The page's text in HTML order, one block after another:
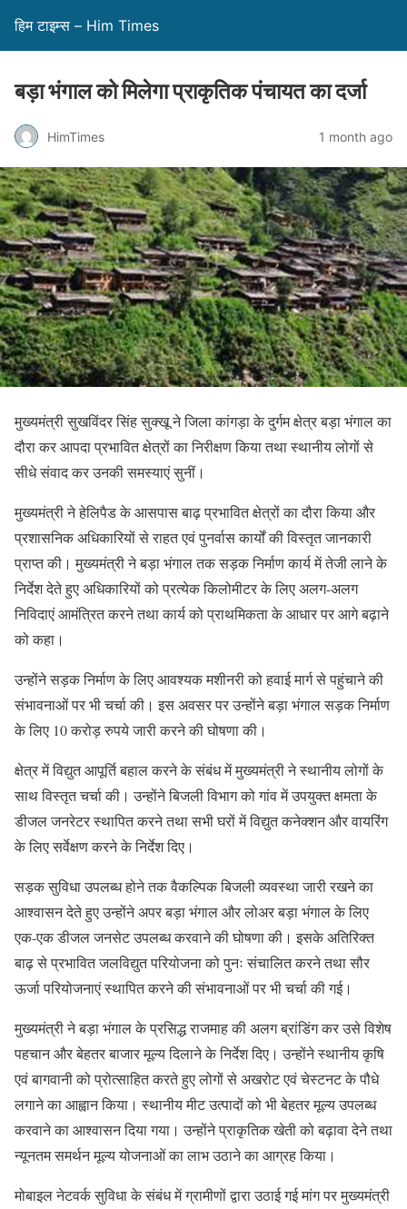
हिम टाइम्स – Him Times
बड़ा भंगाल को मिलेगा प्राकृतिक पंचायत का दर्जा
HimTimes 1 month ago
मुख्यमंत्री सुखविंदर सिंह सुक्खू ने जिला कांगड़ा के दुर्गम क्षेत्र बड़ा भंगाल का
दौरा कर आपदा प्रभावित क्षेत्रों का निरीक्षण किया तथा स्थानीय लोगों से
सीधे संवाद कर उनकी समस्याएं सुनीं।
मुख्यमंत्री ने हेलिपैड के आसपास बाढ़ प्रभावित क्षेत्रों का दौरा किया और
प्रशासनिक अधिकारियों से राहत एवं पुनर्वास कार्यों की विस्तृत जानकारी
प्राप्त की। मुख्यमंत्री ने बड़ा भंगाल तक सड़क निर्माण कार्य में तेजी लाने के
निर्देश देते हुए अधिकारियों को प्रत्येक किलोमीटर के लिए अलग-अलग
निविदाएं आमंत्रित करने तथा कार्य को प्राथमिकता के आधार पर आगे बढ़ाने
को कहा।
उन्होंने सड़क निर्माण के लिए आवश्यक मशीनरी को हवाई मार्ग से पहुंचाने की
संभावनाओं पर भी चर्चा की। इस अवसर पर उन्होंने बड़ा भंगाल सड़क निर्माण
के लिए 10 करोड़ रुपये जारी करने की घोषणा की।
क्षेत्र में विद्युत आपूर्ति बहाल करने के संबंध में मुख्यमंत्री ने स्थानीय लोगों के
साथ विस्तृत चर्चा की। उन्होंने बिजली विभाग को गांव में उपयुक्त क्षमता के
डीजल जनरेटर स्थापित करने तथा सभी घरों में विद्युत कनेक्शन और वायरिंग
के लिए सर्वेक्षण करने के निर्देश दिए।
सड़क सुविधा उपलब्ध होने तक वैकल्पिक बिजली व्यवस्था जारी रखने का
आश्वासन देते हुए उन्होंने अपर बड़ा भंगाल और लोअर बड़ा भंगाल के लिए
एक-एक डीजल जनसेट उपलब्ध करवाने की घोषणा की। इसके अतिरिक्त
बाढ़ से प्रभावित जलविद्युत परियोजना को पुनः संचालित करने तथा सौर
ऊर्जा परियोजनाएं स्थापित करने की संभावनाओं पर भी चर्चा की गई।
मुख्यमंत्री ने बड़ा भंगाल के प्रसिद्ध राजमाह की अलग ब्रांडिंग कर उसे विशेष
पहचान और बेहतर बाजार मूल्य दिलाने के निर्देश दिए। उन्होंने स्थानीय कृषि
एवं बागवानी को प्रोत्साहित करते हुए लोगों से अखरोट एवं चेस्टनट के पौधे
लगाने का आह्वान किया। स्थानीय मीट उत्पादों को भी बेहतर मूल्य उपलब्ध
करवाने का आश्वासन दिया गया। उन्होंने प्राकृतिक खेती को बढ़ावा देने तथा
न्यूनतम समर्थन मूल्य योजनाओं का लाभ उठाने का आग्रह किया।
मोबाइल नेटवर्क सुविधा के संबंध में ग्रामीणों द्वारा उठाई गई मांग पर मुख्यमंत्री